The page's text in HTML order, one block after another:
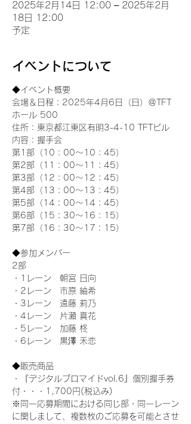
2025年2月14日 12:00 – 2025年2月
18日 12:00
予定
イベントについて
◆イベント概要
会場＆日程：2025年4月6日（日）＠TFT
ホール 500
住所：東京都江東区有明3-4-10 TFTビル
内容：握手会
第1部（10：00～10：45）
第2部（11：00～11：45）
第3部（12：00～12：45）
第4部（13：00～13：45）
第5部（14：00～14：45）
第6部（15：30～16：15）
第7部（16：30～17：15）
◆参加メンバー
2部
・1レーン　朝宮 日向
・2レーン　市原 紬希
・3レーン　遠藤 莉乃
・4レーン　片瀬 真花
・5レーン　加藤 柊
・6レーン　黒澤 禾恋
◆販売商品
・『デジタルブロマイドvol.6』個別握手券
付・・・1,700円(税込み)
※同一応募期間における同じ部・同一レーン
に関しまして、複数枚のご応募を可能とさせ